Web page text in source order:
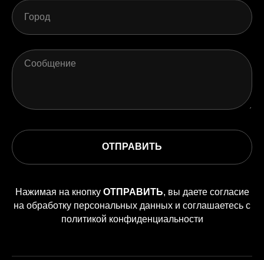
ОТПРАВИТЬ
Нажимая на кнопку ОТПРАВИТЬ, вы даете согласие
на обработку персональных данных и соглашаетесь c
политикой конфиденциальности